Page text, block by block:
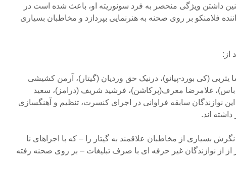
داشتن ویژگی منحصر به فرد سونوریته او، باعث شده است در
فلامنکو بر روی صحنه به هنرنمایی بپردازد و مخاطبان بسیاری
از:
یثربی (کی بورد-پیانو)، درنیک حق وردیان (گیتار)، آرمن کشیشی
باس)، غلامرضا معرف(پرکاشن)، فرشید شریف (درامز)، سعید
نوازندگان سابقه فراوانی در اجرای کنسرت، تنظیم و آهنگسازی
اند.
بسیاری از مخاطبان علاقمند به گیتار را – که با اجراهای نا
از نوازندگان غیر حرفه ای با صرف تبلیغات – بر روی صحنه رفته